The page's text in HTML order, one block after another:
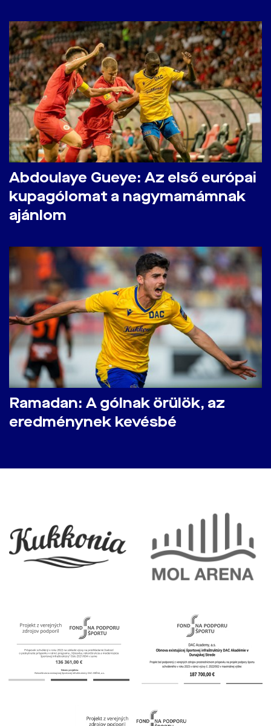
Abdoulaye Gueye: Az első európai
kupagólomat a nagymamámnak
ajánlom
Ramadan: A gólnak örülök, az
eredménynek kevésbé